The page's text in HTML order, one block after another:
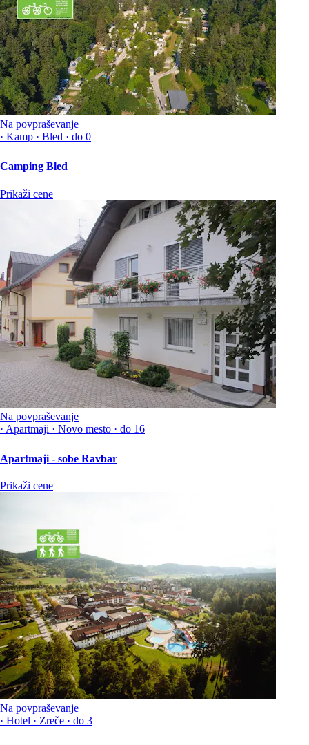
Na povpraševanje
· Kamp · Bled · do 0
Camping Bled
Prikaži cene
Na povpraševanje
· Apartmaji · Novo mesto · do 16
Apartmaji - sobe Ravbar
Prikaži cene
Na povpraševanje
· Hotel · Zreče · do 3